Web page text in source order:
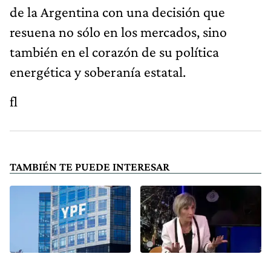
de la Argentina con una decisión que
resuena no sólo en los mercados, sino
también en el corazón de su política
energética y soberanía estatal.
fl
TAMBIÉN TE PUEDE INTERESAR